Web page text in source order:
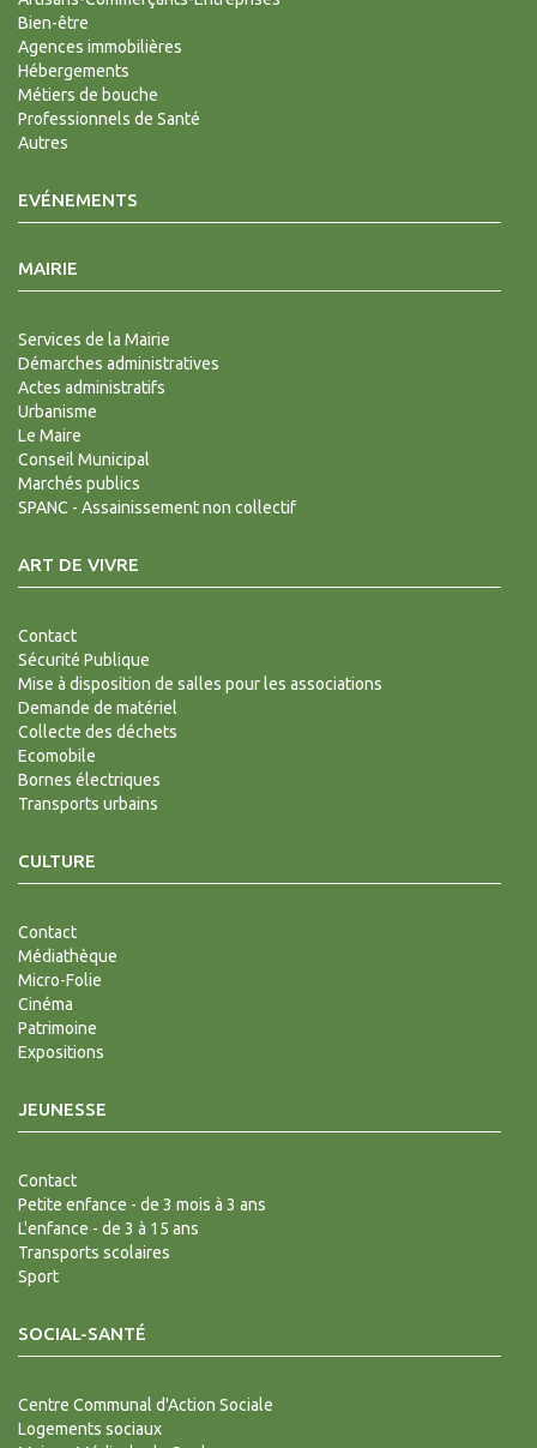
Bien-être
Agences immobilières
Hébergements
Métiers de bouche
Professionnels de Santé
Autres
EVÉNEMENTS
MAIRIE
Services de la Mairie
Démarches administratives
Actes administratifs
Urbanisme
Le Maire
Conseil Municipal
Marchés publics
SPANC - Assainissement non collectif
ART DE VIVRE
Contact
Sécurité Publique
Mise à disposition de salles pour les associations
Demande de matériel
Collecte des déchets
Ecomobile
Bornes électriques
Transports urbains
CULTURE
Contact
Médiathèque
Micro-Folie
Cinéma
Patrimoine
Expositions
JEUNESSE
Contact
Petite enfance - de 3 mois à 3 ans
L'enfance - de 3 à 15 ans
Transports scolaires
Sport
SOCIAL-SANTÉ
Centre Communal d'Action Sociale
Logements sociaux